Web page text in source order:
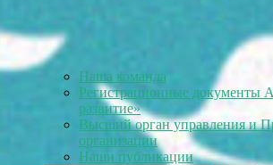
Наша команда
Регистрационные
развитие»
Высший орган управления и
организации
Наши публикации